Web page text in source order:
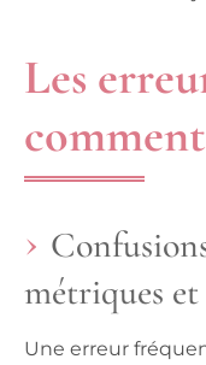
Les
métriques
Une erreur